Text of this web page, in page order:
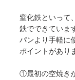
窒化鉄といって
鉄でできていま
パンより手軽に
ポイントがあり
①最初の空焼き